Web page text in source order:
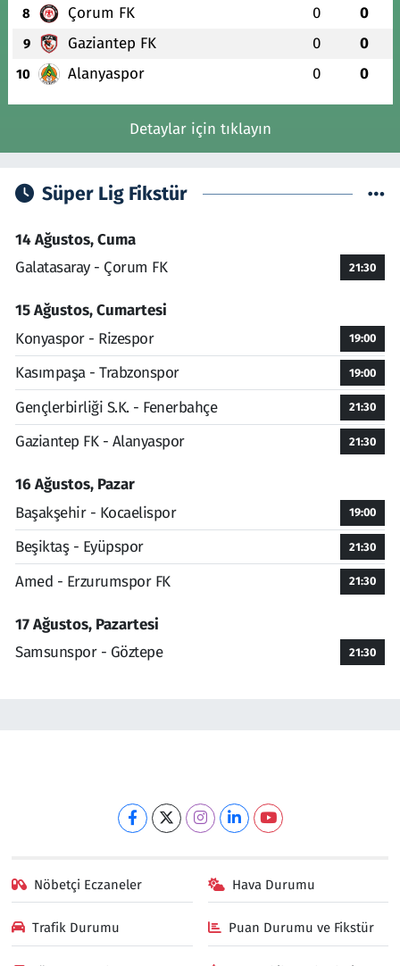
8 Çorum FK 0 0
9 Gaziantep FK 0 0
10 Alanyaspor 0 0
Detaylar için tıklayın
Süper Lig Fikstür
14 Ağustos, Cuma
Galatasaray - Çorum FK
21:30
15 Ağustos, Cumartesi
Konyaspor - Rizespor
19:00
Kasımpaşa - Trabzonspor 19:00
Gençlerbirliği S.K. - Fenerbahçe 21:30
Gaziantep FK - Alanyaspor 21:30
16 Ağustos, Pazar
Başakşehir - Kocaelispor
19:00
Beşiktaş - Eyüpspor 21:30
Amed - Erzurumspor FK 21:30
17 Ağustos, Pazartesi
Samsunspor - Göztepe
21:30
Nöbetçi Eczaneler Hava Durumu
Trafik Durumu Puan Durumu ve Fikstür